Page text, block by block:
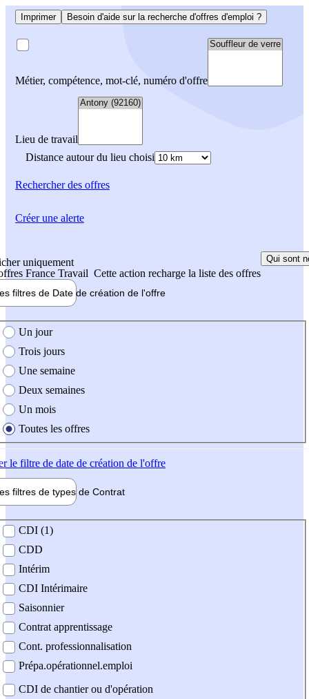
Imprimer Besoin d'aide sur la recherche d'offres d'emploi ?
Métier, compétence, mot-clé, numéro d'offre
Lieu de travail
Distance autour du lieu choisi
Rechercherdes offres
uniquement
France Travail Cette action recharge la liste des offres
Qui sont
filtres de Date de création de l'offre
création de l'offre
Un jour
Trois jours
Une semaine
Deux semaines
Un mois
Toutes les offres
le filtre de date de création de l'offre
filtres de types de Contrat
contrat
CDI (1)
CDD
Intérim
CDI Intérimaire
Saisonnier
Contrat apprentissage
Cont. professionnalisation
Prépa.opérationnel.emploi
CDI de chantier ou d'opération
Créer une alerte